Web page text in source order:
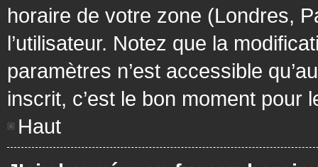
horaire de votre zone (Londres,
l’utilisateur. Notez que la
paramètres n’est accessible
inscrit, c’est le bon moment pour
Haut